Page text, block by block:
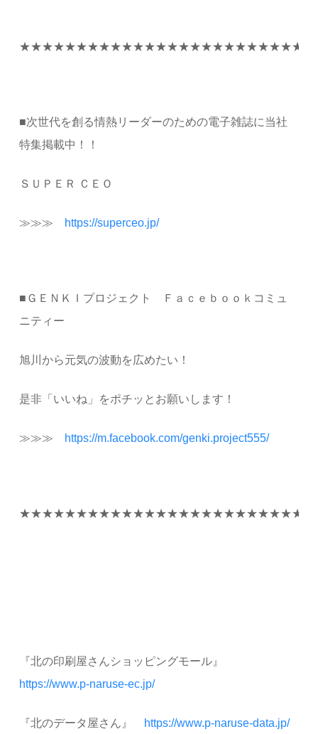
■次世代を創る情熱リーダーのための電子雑誌に当社
特集掲載中！！
ＳＵＰＥＲ ＣＥＯ
≫≫≫ https://superceo.jp/
■ＧＥＮＫＩプロジェクト Ｆａｃｅｂｏｏｋコミュ
ニティー
旭川から元気の波動を広めたい！
是非「いいね」をポチッとお願いします！
≫≫≫ https://m.facebook.com/genki.project555/
『北の印刷屋さんショッピングモール』
https://www.p-naruse-ec.jp/
『北のデータ屋さん』 https://www.p-naruse-data.jp/